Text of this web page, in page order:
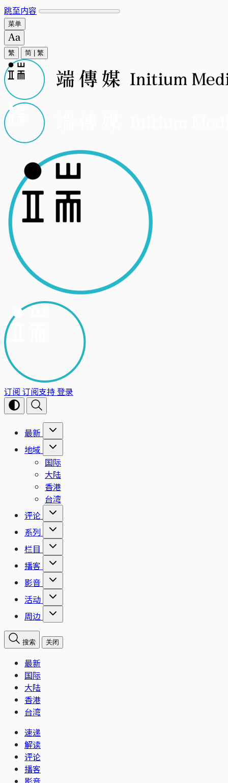
跳至内容
菜单
繁 简 繁
订阅 订阅支持登录
最新
地域
国际
大陆
香港
台湾
评论
系列
栏目
播客
影音
活动
周边
搜索 关闭
最新
国际
大陆
香港
台湾
速递
解读
评论
播客